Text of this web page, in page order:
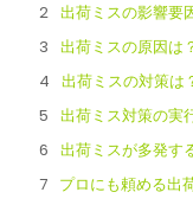
出荷ミスの影響要
出荷ミスの原因は
出荷ミスの対策は
出荷ミス対策の実
出荷ミスが多発す
プロにも頼める出